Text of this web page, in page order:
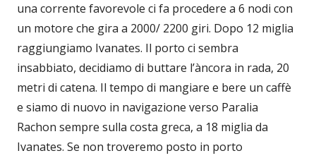
una corrente favorevole ci fa procedere a 6 nodi con
un motore che gira a 2000/ 2200 giri. Dopo 12 miglia
raggiungiamo Ivanates. Il porto ci sembra
insabbiato, decidiamo di buttare l’àncora in rada, 20
metri di catena. Il tempo di mangiare e bere un caffè
e siamo di nuovo in navigazione verso Paralia
Rachon sempre sulla costa greca, a 18 miglia da
Ivanates. Se non troveremo posto in porto